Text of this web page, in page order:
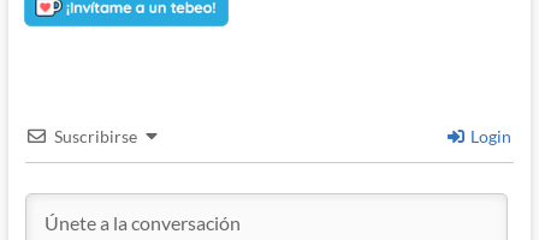
Suscribirse Login